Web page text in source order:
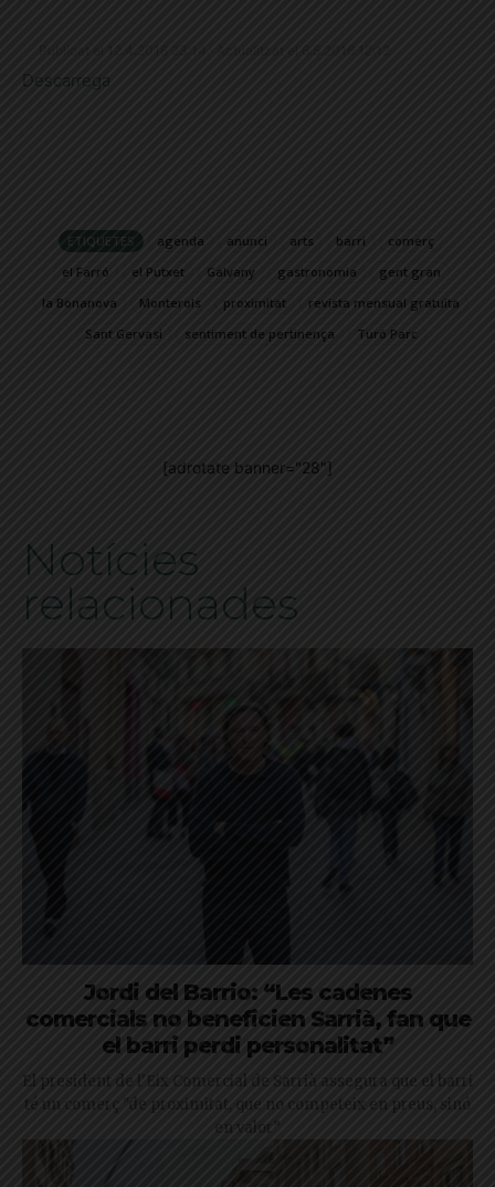
Descarrega
ETIQUETES agenda anunci arts barri
comerç
el Farró
el Putxet Galvany gastronomia
gent gran
la Bonanova
Monterols proximitat
revista mensual gratuïta
Sant Gervasi
sentiment de pertinença Turó Parc
[adrotate banner="28"]
Notícies
relacionades
Jordi del Barrio: “Les cadenes
comercials no beneficien Sarrià, fan que
el barri perdi personalitat”
El president de l'Eix Comercial de Sarrià assegura que el barri
té un comerç "de proximitat, que no competeix en preus, sinó
en valor”